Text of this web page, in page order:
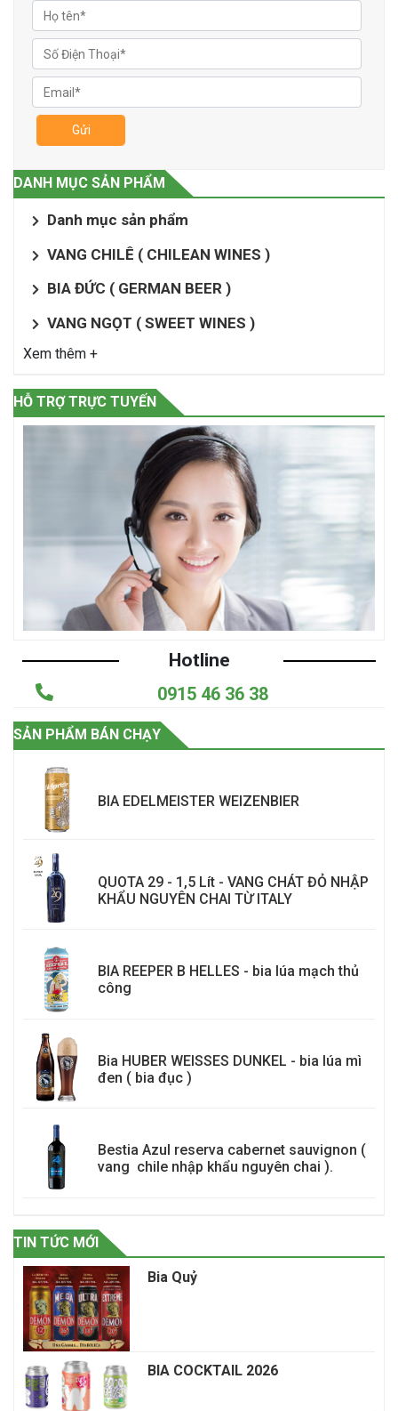
DANH MỤC SẢN PHẨM
Danh mục sản phẩm
VANG CHILÊ ( CHILEAN WINES )
BIA ĐỨC ( GERMAN BEER )
VANG NGỌT ( SWEET WINES )
Xem thêm +
HỖ TRỢ TRỰC TUYẾN
Hotline
0915 46 36 38
SẢN PHẨM BÁN CHẠY
BIA EDELMEISTER WEIZENBIER
QUOTA 29 - 1,5 Lít - VANG CHÁT ĐỎ NHẬP
KHẨU NGUYÊN CHAI TỪ ITALY
BIA REEPER B HELLES - bia lúa mạch thủ
công
Bia HUBER WEISSES DUNKEL - bia lúa mì
đen ( bia đục )
Bestia Azul reserva cabernet sauvignon (
vang chile nhập khẩu nguyên chai ).
TIN TỨC MỚI
Bia Quỷ
BIA COCKTAIL 2026
Gửi